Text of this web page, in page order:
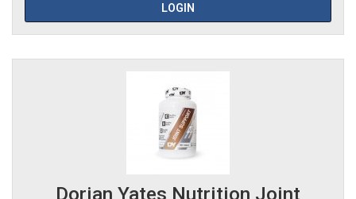
LOGIN
Dorian Yates Nutrition Joint